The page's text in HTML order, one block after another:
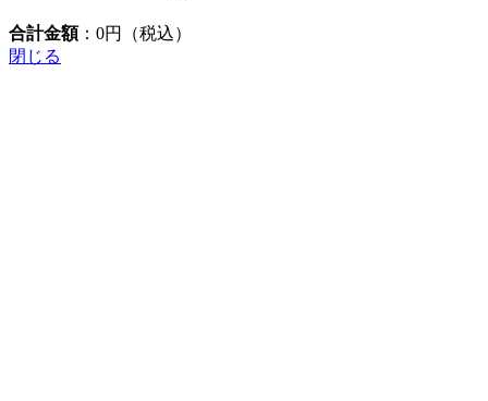
合計金額： 0円（税込）
閉じる